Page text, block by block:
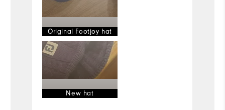
Runs Small
Original Footjoy hat
New hat